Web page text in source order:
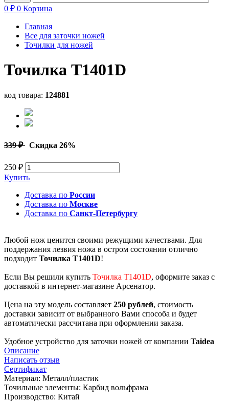
0 ₽ 0 Корзина
Главная
Все для заточки ножей
Точилки для ножей
Точилка T1401D
код товара: 124881
339 ₽ Скидка 26%
250 ₽
Купить
Доставка по России
Доставка по Москве
Доставка по Санкт-Петербургу
Любой нож ценится своими режущими качествами. Для
поддержания лезвия ножа в остром состоянии отлично
подходит Точилка T1401D!
Если Вы решили купить Точилка T1401D, оформите заказ с
доставкой в интернет-магазине Арсенатор.
Цена на эту модель составляет 250 рублей, стоимость
доставки зависит от выбранного Вами способа и будет
автоматически рассчитана при оформлении заказа.
Удобное устройство для заточки ножей от компании Taidea
Описание
Написать отзыв
Сертификат
Материал: Металл/пластик
Точильные элементы: Карбид вольфрама
Производство: Китай